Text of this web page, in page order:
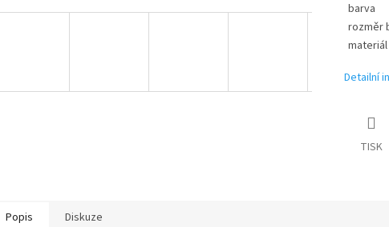
barva
rozměr
Detailní
TISK
Popis Diskuze